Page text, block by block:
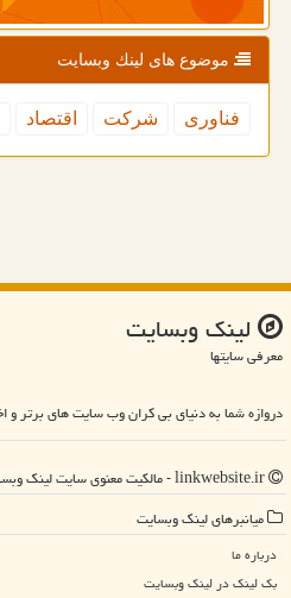
موضوع های لینك وبسایت
فناوری شركت اقتصاد
لینك وبسایت
معرفی سایتها
دروازه شما به دنیای بی کران وب سایت های برتر و
میانبرهای لینك وبسایت
درباره ما
بک لینک در لینك وبسایت